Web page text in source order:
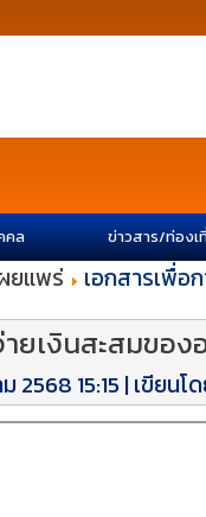
คล ข่าวสาร/ท่องเ
ยแพร่ เอกสารเพื่อ
ายเงินสะสมข
2568 15:15 |เขียนโ